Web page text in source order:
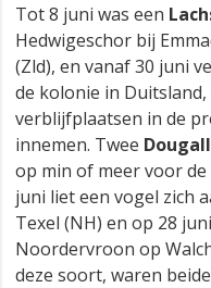
Tot 8 juni was een
Hedwigeschor bij
(Zld), en vanaf 30 juni
de kolonie in
verblijfplaatsen in de
innemen. Twee
op min of meer voor
juni liet een vogel zich
Texel (NH) en op 28
Noordervroon op
deze soort, waren